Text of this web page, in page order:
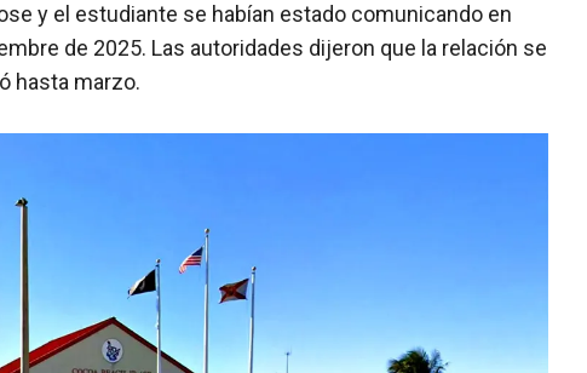
y el estudiante se habían estado comunicando en
de 2025. Las autoridades dijeron que la relación se
hasta marzo.